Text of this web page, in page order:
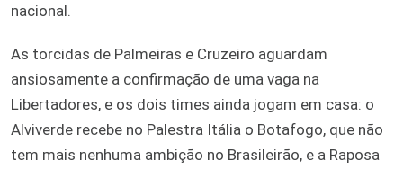
nacional.
As torcidas de Palmeiras e Cruzeiro aguardam
ansiosamente a confirmação de uma vaga na
Libertadores, e os dois times ainda jogam em casa: o
Alviverde recebe no Palestra Itália o Botafogo, que não
tem mais nenhuma ambição no Brasileirão, e a Raposa